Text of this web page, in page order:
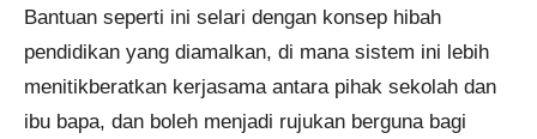
Bantuan seperti ini selari dengan konsep hibah
pendidikan yang diamalkan, di mana sistem ini lebih
menitikberatkan kerjasama antara pihak sekolah dan
ibu bapa, dan boleh menjadi rujukan berguna bagi